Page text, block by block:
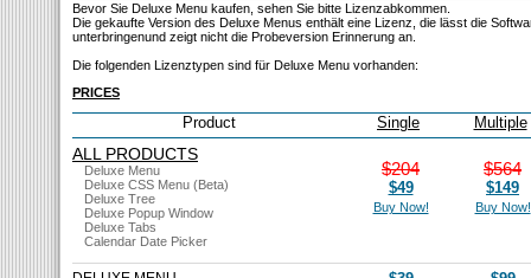
Bevor Sie Deluxe Menu kaufen, sehen Sie bitte Lizenzabkommen.
Die gekaufte Version des Deluxe Menus enthält eine Lizenz, die lässt die
unterbringenund zeigt nicht die Probeversion Erinnerung an.
Die folgenden Lizenztypen sind für Deluxe Menu vorhanden:
PRICES
Product Single Multiple
ALL PRODUCTS
Deluxe Menu
Deluxe CSS Menu (Beta)
Deluxe Tree
Deluxe Popup Window
Deluxe Tabs
Calendar Date Picker
$204
$49
Buy Now!
$564
$149
Buy Now!